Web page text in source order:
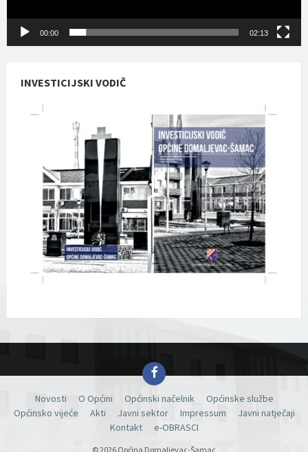
00:00 02:13
INVESTICIJSKI VODIČ
Facebook
Novosti O Općini Općinski načelnik
Općinske službe
Općinsko vijeće
Akti Javni sektor Impressum
Javni natječaji
Kontakt
e-OBRASCI
© 2026 Općina Domaljevac-Šamac